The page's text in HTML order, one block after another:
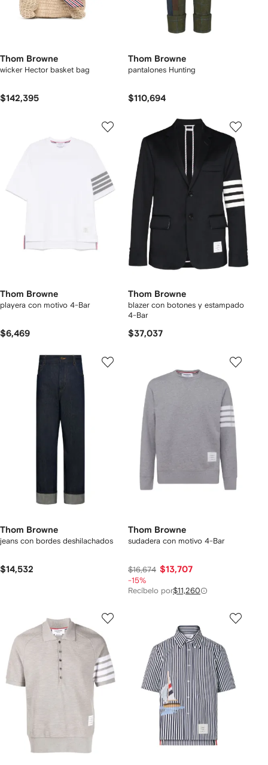
Thom Browne
wicker Hector basket bag
$142,395
Thom Browne
pantalones Hunting
$110,694
Thom Browne
playera con motivo 4-Bar
$6,469
Thom Browne
blazer con botones y estampado
4-Bar
$37,037
Thom Browne
jeans con bordes deshilachados
$14,532
Thom Browne
sudadera con motivo 4-Bar
$16,674 $13,707
-15%
Recíbelo por$11,260